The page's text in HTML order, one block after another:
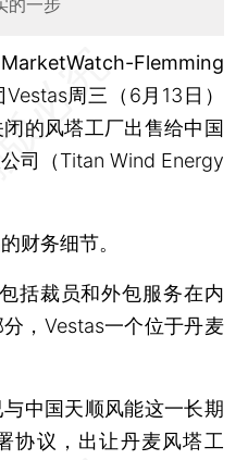
的一步
Flemming
周三（6月13日）
的风塔工厂出售给中国
司（Titan Wind Energy
务细节。
裁员和外包服务在内
，Vestas一个位于丹麦
中国天顺风能这一长期
协议，出让丹麦风塔工